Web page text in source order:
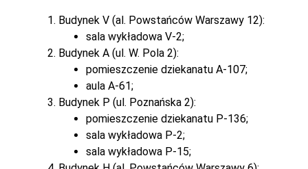
Budynek V (al. Powstańców Warszawy 12):
sala wykładowa V-2;
Budynek A (ul. W. Pola 2):
pomieszczenie dziekanatu A-107;
aula A-61;
Budynek P (ul. Poznańska 2):
pomieszczenie dziekanatu P-136;
sala wykładowa P-2;
sala wykładowa P-15;